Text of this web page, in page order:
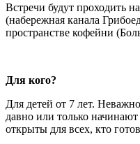
Встречи будут проходить
(набережная канала
пространстве кофейни
Для кого?
Для детей от 7 лет.
давно или только
открыты для всех, кто